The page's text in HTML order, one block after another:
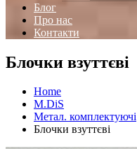
Блог
Про нас
Контакти
Блочки взуттєві
Home
M.DiS
Метал. комплектуючі
Блочки взуттєві